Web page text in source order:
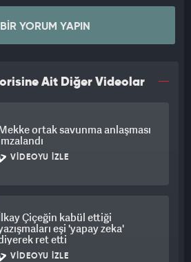
itibaren insan hakları
hatırlatan Eygi, “Siyahilerin,
Zulme seyirci kalmadı. Dünya
diye konuştu.
BIR YORUM YAPIN
Ait Diğer Videolar
ortak savunma anlaşması
VIDEOYU İZLE
Çiçeğin kabül ettiği
eşi 'yapay zeka'
ret etti
VIDEOYU İZLE